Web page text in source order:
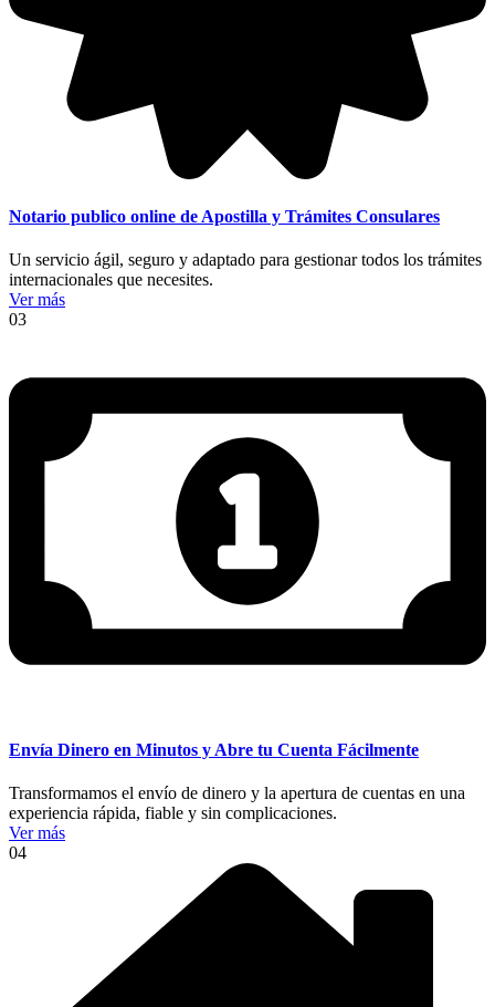
Notario publico online de Apostilla y Trámites Consulares
Un servicio ágil, seguro y adaptado para gestionar todos los trámites
internacionales que necesites.
Ver más
03
Envía Dinero en Minutos y Abre tu Cuenta Fácilmente
Transformamos el envío de dinero y la apertura de cuentas en una
experiencia rápida, fiable y sin complicaciones.
Ver más
04